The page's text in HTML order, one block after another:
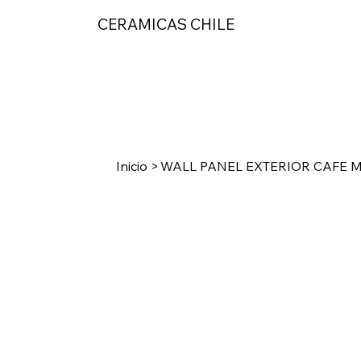
CERAMICAS CHILE
Inicio > WALL PANEL EXTERIOR CAFE